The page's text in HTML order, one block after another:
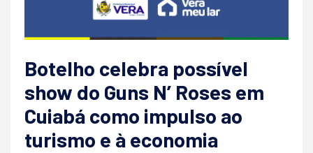
Botelho celebra possível
show do Guns N’ Roses em
Cuiabá como impulso ao
turismo e à economia